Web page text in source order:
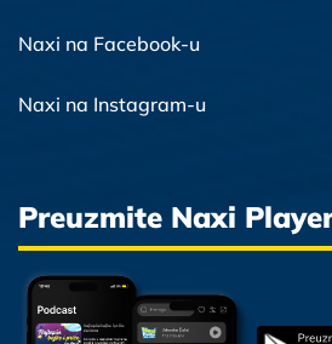
Naxi na Facebook-u
Naxi na Instagram-u
Preuzmite Naxi